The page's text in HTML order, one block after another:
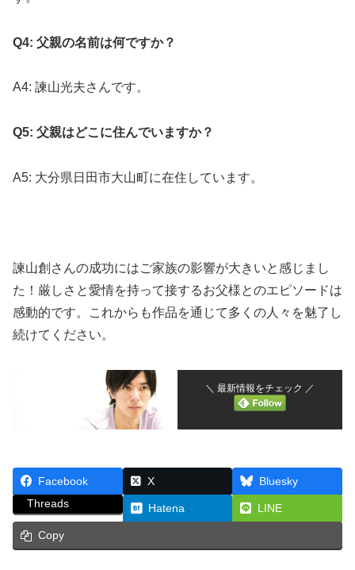
Q4: 父親の名前は何ですか？
A4: 諫山光夫さんです。
Q5: 父親はどこに住んでいますか？
A5: 大分県日田市大山町に在住しています。
諫山創さんの成功にはご家族の影響が大きいと感じまし
た！厳しさと愛情を持って接するお父様とのエピソードは
感動的です。これからも作品を通じて多くの人々を魅了し
続けてください。
＼ 最新情報をチェック ／
Facebook X
Bluesky
Threads
Hatena LINE
Copy